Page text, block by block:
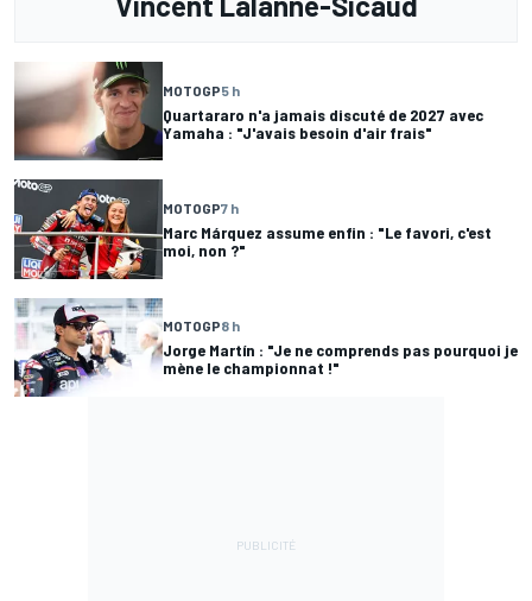
MOTOGP5 h
Quartararo n'a jamais discuté de 2027 avec
Yamaha : "J'avais besoin d'air frais"
MOTOGP7 h
Marc Márquez assume enfin : "Le favori, c'est
moi, non ?"
MOTOGP8 h
Jorge Martín : "Je ne comprends pas pourquoi je
mène le championnat !"